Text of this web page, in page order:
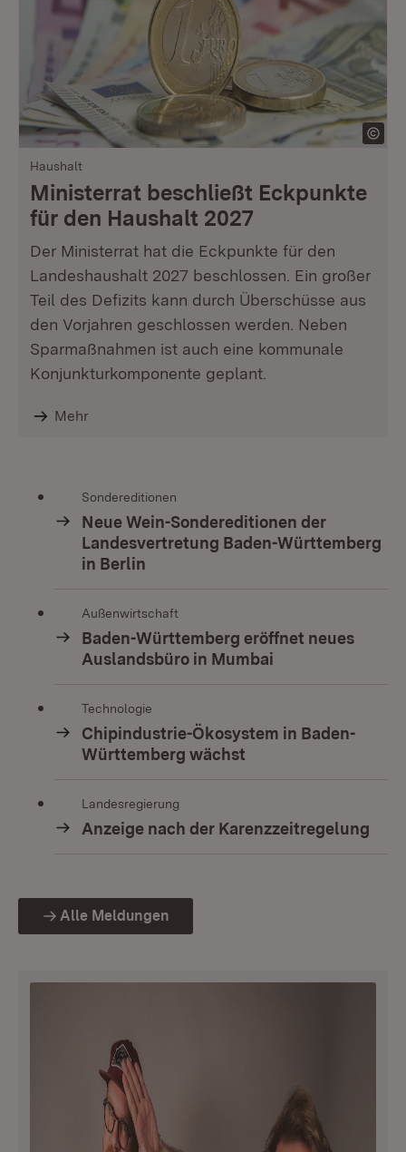
Haushalt
Ministerrat beschließt Eckpunkte
für den Haushalt 2027
Der Ministerrat hat die Eckpunkte für den
Landeshaushalt 2027 beschlossen. Ein großer
Teil des Defizits kann durch Überschüsse aus
den Vorjahren geschlossen werden. Neben
Sparmaßnahmen ist auch eine kommunale
Konjunkturkomponente geplant.
Mehr
Sondereditionen
Neue Wein-Sondereditionen der
Landesvertretung Baden-Württemberg
in Berlin
Außenwirtschaft
Baden-Württemberg eröffnet neues
Auslandsbüro in Mumbai
Technologie
Chipindustrie-Ökosystem in Baden-
Württemberg wächst
Landesregierung
Anzeige nach der Karenzzeitregelung
Alle Meldungen